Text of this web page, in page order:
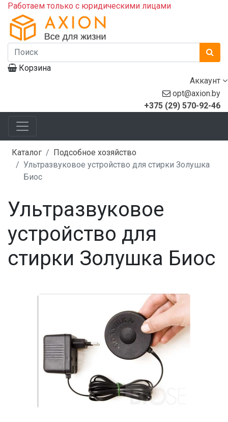
Работаем только с юридическими лицами
Корзина
Аккаунт
opt@axion.by
+375 (29) 570-92-46
Каталог
Подсобное хозяйство
Ультразвуковое устройство для стирки Золушка
Биос
Ультразвуковое
устройство для
стирки Золушка Биос